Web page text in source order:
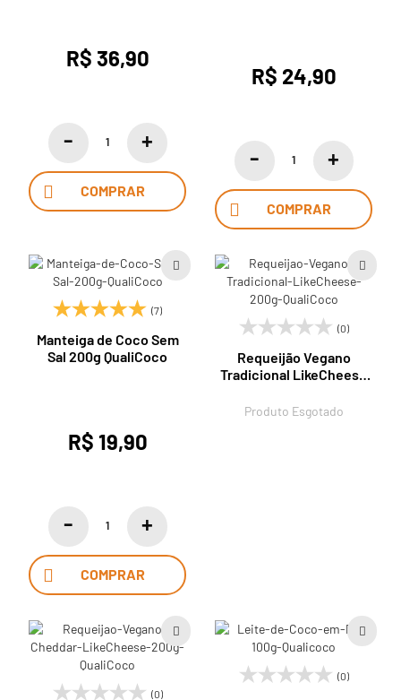
R$ 36,90
COMPRAR
R$ 24,90
COMPRAR
(7)
Manteiga de Coco Sem
Sal 200g QualiCoco
R$ 19,90
COMPRAR
(0)
Requeijão Vegano
Tradicional LikeCheese
Produto Esgotado
(0)
(0)